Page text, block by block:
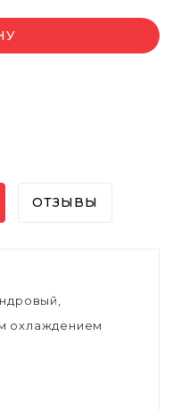
ОТЗЫВЫ
охлаждением